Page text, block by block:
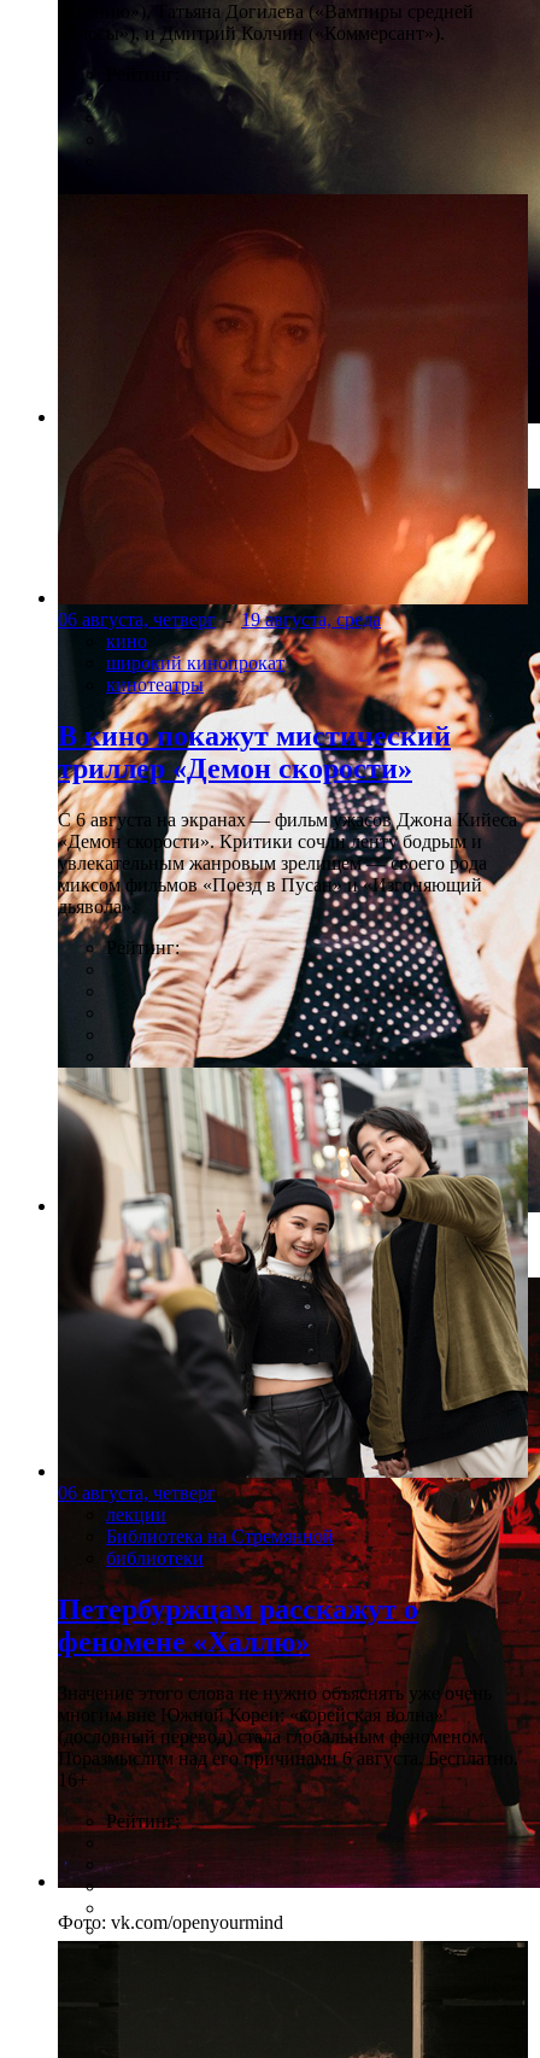
Фото: vk.com/event145449769
Фото: vk.com/openyourmind
Фото: vk.com/openyourmind
велению»), Татьяна Догилева («Вампиры средней
полосы»), и Дмитрий Колчин («Коммерсант»).
06 августа, четверг-19 августа, среда
кино
широкий кинопрокат
кинотеатры
В кино покажут мистический
триллер «Демон скорости»
С 6 августа на экранах — фильм ужасов Джона Кийеса
«Демон скорости». Критики сочли ленту бодрым и
увлекательным жанровым зрелищeм — своего рода
миксом фильмов «Поезд в Пусан» и «Изгоняющий
дьявола».
Рейтинг:
06 августа, четверг
лекции
Библиотека на Стремянной
библиотеки
Петербуржцам расскажут о
феномене «Халлю»
Значение этого слова не нужно объяснять уже очень
многим вне Южной Кореи: «корейская волна»
(дословный перевод) стала глобальным феноменом.
Поразмыслим над его причинами 6 августа. Бесплатно.
16+
Рейтинг: